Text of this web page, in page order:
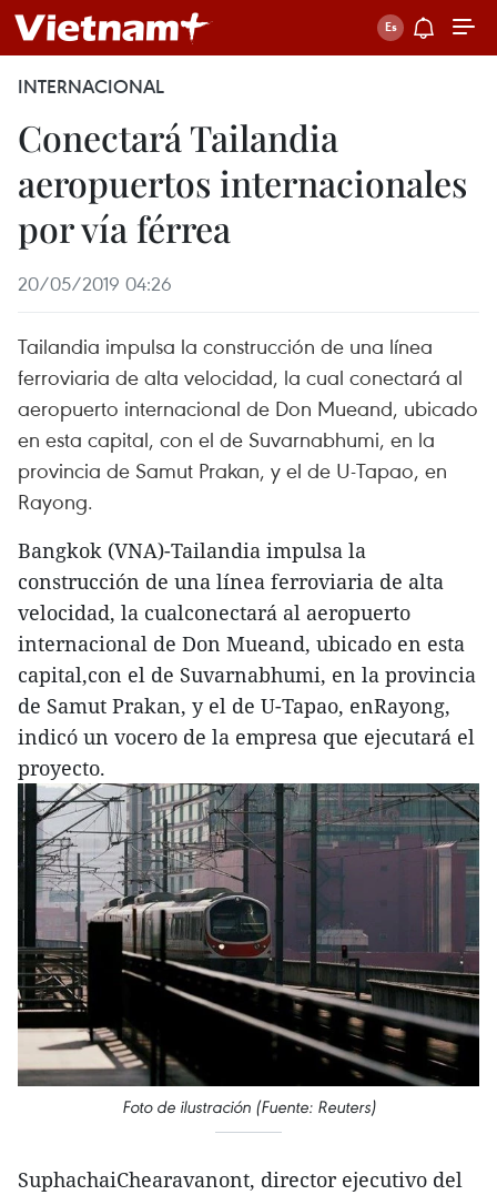
INTERNACIONAL
Conectará Tailandia
aeropuertos internacionales
por vía férrea
20/05/2019 04:26
Tailandia impulsa la construcción de una línea
ferroviaria de alta velocidad, la cual conectará al
aeropuerto internacional de Don Mueand, ubicado
en esta capital, con el de Suvarnabhumi, en la
provincia de Samut Prakan, y el de U-Tapao, en
Rayong.
Bangkok (VNA)-Tailandia impulsa la
construcción de una línea ferroviaria de alta
velocidad, la cualconectará al aeropuerto
internacional de Don Mueand, ubicado en esta
capital,con el de Suvarnabhumi, en la provincia
de Samut Prakan, y el de U-Tapao, enRayong,
indicó un vocero de la empresa que ejecutará el
proyecto.
Foto de ilustración (Fuente: Reuters)
SuphachaiChearavanont, director ejecutivo del